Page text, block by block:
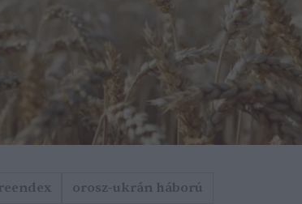
orosz-ukrán háború